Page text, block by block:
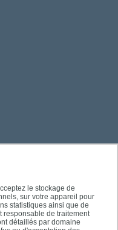
le stockage de
sur votre appareil pour
statistiques ainsi que de
responsable de traitement
détaillés par domaine